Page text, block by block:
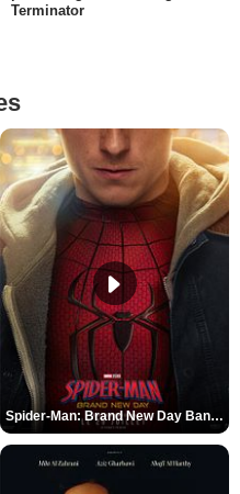
Terminator
Spider-Man: Brand New Day Bande-annonce VO STFR